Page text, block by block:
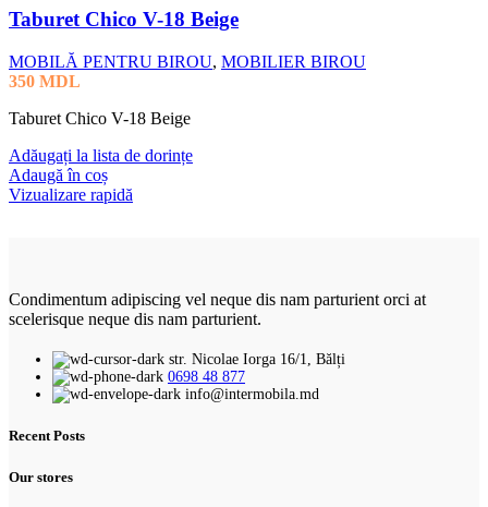
Taburet Chico V-18 Beige
MOBILĂ PENTRU BIROU, MOBILIER BIROU
350 MDL
Taburet Chico V-18 Beige
Adăugați la lista de dorințe
Adaugă în coș
Vizualizare rapidă
Condimentum adipiscing vel neque dis nam parturient orci at
scelerisque neque dis nam parturient.
str. Nicolae Iorga 16/1, Bălți
0698 48 877
info@intermobila.md
Recent Posts
Our stores